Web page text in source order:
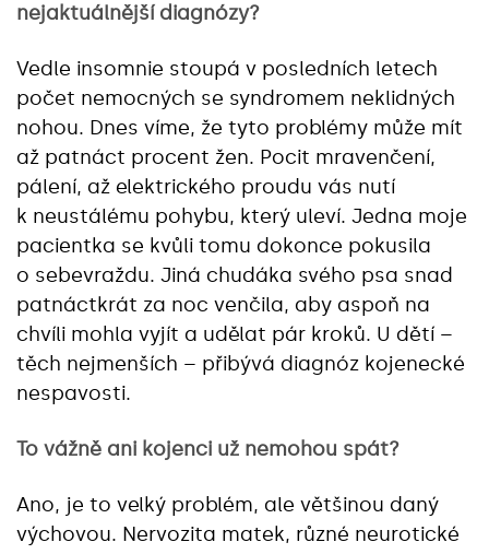
nejaktuálnější diagnózy?
Vedle insomnie stoupá v posledních letech
počet nemocných se syndromem neklidných
nohou. Dnes víme, že tyto problémy může mít
až patnáct procent žen. Pocit mravenčení,
pálení, až elektrického proudu vás nutí
k neustálému pohybu, který uleví. Jedna moje
pacientka se kvůli tomu dokonce pokusila
o sebevraždu. Jiná chudáka svého psa snad
patnáctkrát za noc venčila, aby aspoň na
chvíli mohla vyjít a udělat pár kroků. U dětí –
těch nejmenších – přibývá diagnóz kojenecké
nespavosti.
To vážně ani kojenci už nemohou spát?
Ano, je to velký problém, ale většinou daný
výchovou. Nervozita matek, různé neurotické